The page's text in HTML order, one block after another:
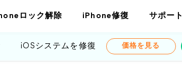
ロック解除 iPhone修復 サポート
iOSシステムを修復 価格を見る